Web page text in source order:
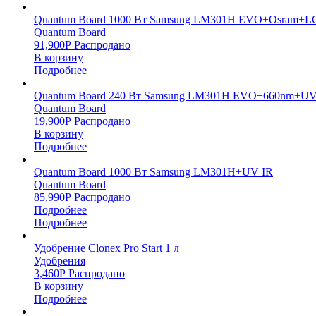
Quantum Board 1000 Вт Samsung LM301H
Quantum Board
91,900Р Распродано
В корзину
Подробнее
Quantum Board 240 Вт Samsung LM301H
Quantum Board
19,900Р Распродано
В корзину
Подробнее
Quantum Board 1000 Вт Samsung LM301H+UV IR
Quantum Board
85,990Р Распродано
Подробнее
Подробнее
Удобрение Clonex Pro Start 1 л
Удобрения
3,460Р Распродано
В корзину
Подробнее